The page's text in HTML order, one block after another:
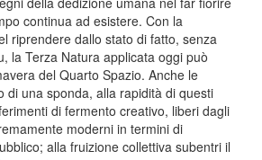
continua ad esistere. Con la
riprendere dallo stato di fatto, senza
la Terza Natura applicata oggi può
del Quarto Spazio. Anche le
di una sponda, alla rapidità di questi
di fermento creativo, liberi dagli
moderni in termini di
alla fruizione collettiva subentri il